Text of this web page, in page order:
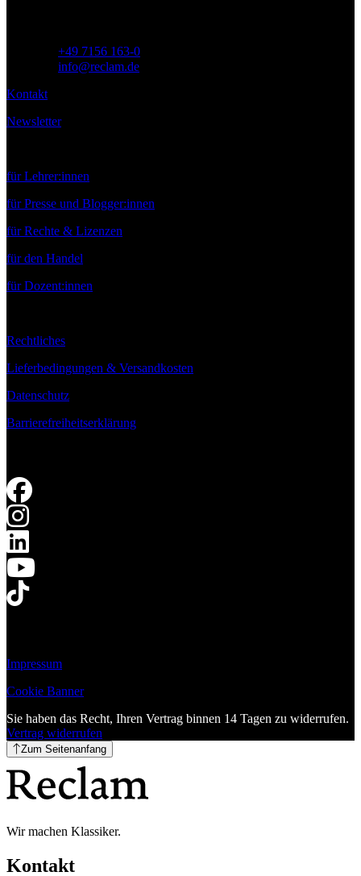
+49 7156 163-0
info@reclam.de
Kontakt
Newsletter
für Lehrer:innen
für Presse und Blogger:innen
für Rechte & Lizenzen
für den Handel
für Dozent:innen
Rechtliches
Lieferbedingungen & Versandkosten
Datenschutz
Barrierefreiheitserklärung
Impressum
Cookie Banner
Sie haben das Recht, Ihren Vertrag binnen 14 Tagen zu widerrufen.
Vertrag widerrufen
Zum Seitenanfang
Wir machen Klassiker.
Kontakt